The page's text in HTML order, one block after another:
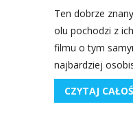
Ten dobrze
olu pocho­dzi z
fil­mu o tym
naj­bar­dziej
CZYTAJ